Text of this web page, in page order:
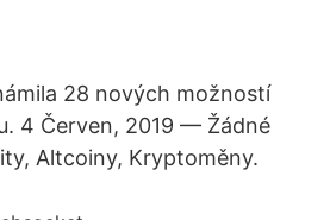
28 nových možností
4 Červen, 2019 — Žádné
Altcoiny, Kryptoměny.